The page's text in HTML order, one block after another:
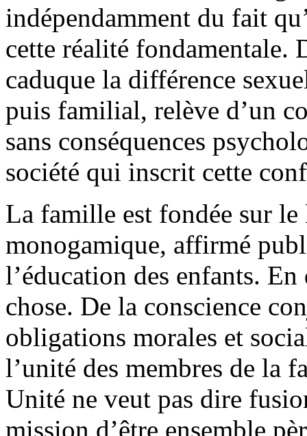
indépendamment du fait
cette réalité fondamentale.
caduque la différence
puis familial, relève d’un
sans conséquences
société qui inscrit cette
La famille est fondée sur
monogamique, affirmé
l’éducation des enfants.
chose. De la conscience
obligations morales et
l’unité des membres de la
Unité ne veut pas dire
mission d’être ensemble